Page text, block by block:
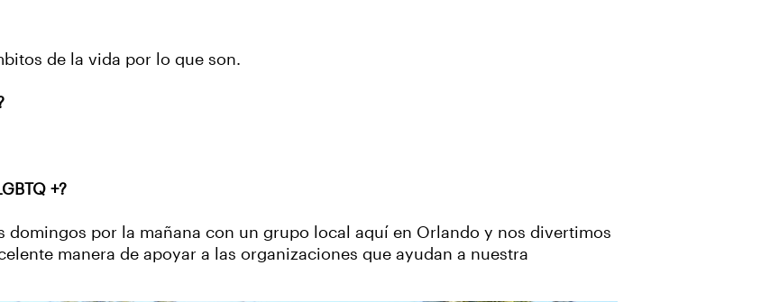
de la vida por lo que son.
+?
domingos por la mañana con un grupo local aquí en Orlando y nos divertimos
manera de apoyar a las organizaciones que ayudan a nuestra